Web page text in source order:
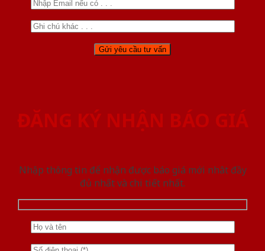
ĐĂNG KÝ NHẬN BÁO GIÁ
Nhập thông tin để nhận được báo giá mới nhât đầy
đủ nhất và chi tiết nhất.